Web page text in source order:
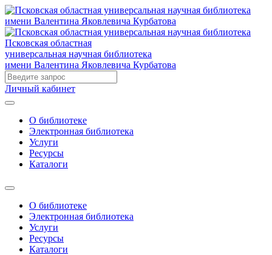
Псковская областная
универсальная научная библиотека
имени Валентина Яковлевича Курбатова
Личный кабинет
О библиотеке
Электронная библиотека
Услуги
Ресурсы
Каталоги
О библиотеке
Электронная библиотека
Услуги
Ресурсы
Каталоги